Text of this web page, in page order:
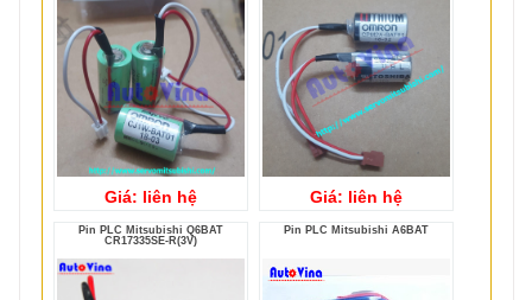
Giá: liên hệ Giá: liên hệ
Pin PLC Mitsubishi Q6BAT
CR17335SE-R(3V)
Pin PLC Mitsubishi A6BAT